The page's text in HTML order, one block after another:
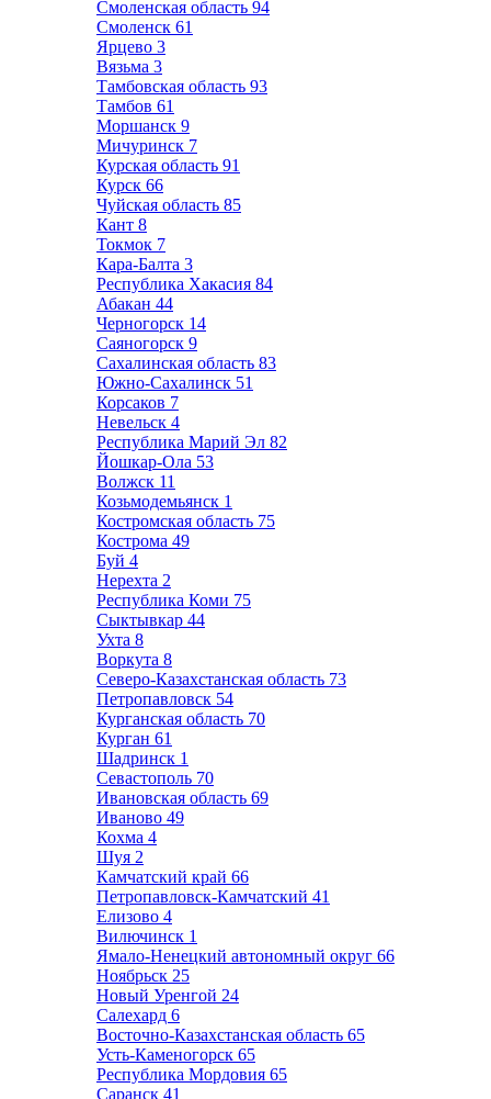
Смоленская область 94
Смоленск 61
Ярцево 3
Вязьма 3
Тамбовская область 93
Тамбов 61
Моршанск 9
Мичуринск 7
Курская область 91
Курск 66
Чуйская область 85
Кант 8
Токмок 7
Кара-Балта 3
Республика Хакасия 84
Абакан 44
Черногорск 14
Саяногорск 9
Сахалинская область 83
Южно-Сахалинск 51
Корсаков 7
Невельск 4
Республика Марий Эл 82
Йошкар-Ола 53
Волжск 11
Козьмодемьянск 1
Костромская область 75
Кострома 49
Буй 4
Нерехта 2
Республика Коми 75
Сыктывкар 44
Ухта 8
Воркута 8
Северо-Казахстанская область 73
Петропавловск 54
Курганская область 70
Курган 61
Шадринск 1
Севастополь 70
Ивановская область 69
Иваново 49
Кохма 4
Шуя 2
Камчатский край 66
Петропавловск-Камчатский 41
Елизово 4
Вилючинск 1
Ямало-Ненецкий автономный округ 66
Ноябрьск 25
Новый Уренгой 24
Салехард 6
Восточно-Казахстанская область 65
Усть-Каменогорск 65
Республика Мордовия 65
Саранск 41